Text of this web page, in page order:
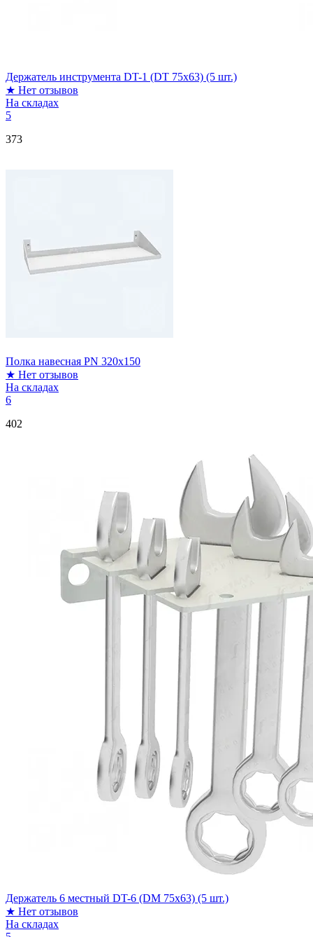
Держатель инструмента DT-1 (DT 75x63) (5 шт.)
★ Нет отзывов
На складах
5
373
Полка навесная PN 320x150
★ Нет отзывов
На складах
6
402
Держатель 6 местный DT-6 (DM 75x63) (5 шт.)
★ Нет отзывов
На складах